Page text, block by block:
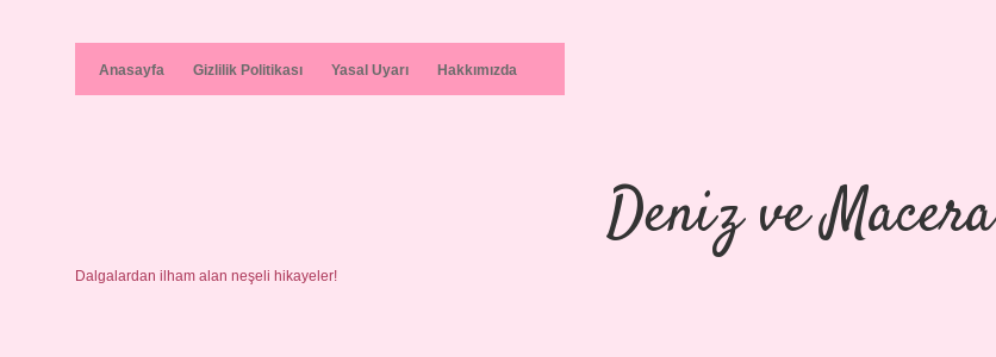
Anasayfa Gizlilik Politikası Yasal Uyarı Hakkımızda
Deniz ve Macera
Dalgalardan ilham alan neşeli hikayeler!